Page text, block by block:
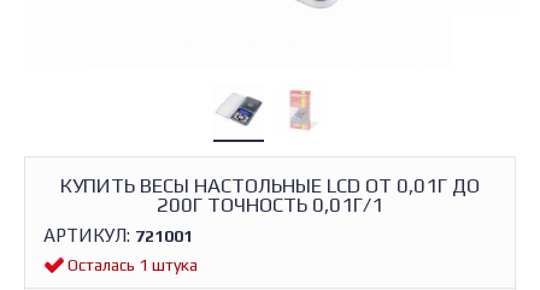
КУПИТЬ ВЕСЫ НАСТОЛЬНЫЕ LCD ОТ 0,01Г ДО
200Г ТОЧНОСТЬ 0,01Г/1
АРТИКУЛ: 721001
Осталась 1 штука